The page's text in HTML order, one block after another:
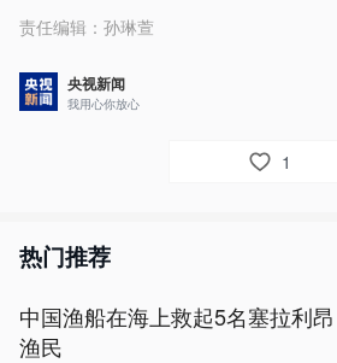
责任编辑： 孙琳萱
央视新闻
我用心你放心
1
热门推荐
中国渔船在海上救起5名塞拉利昂
渔民